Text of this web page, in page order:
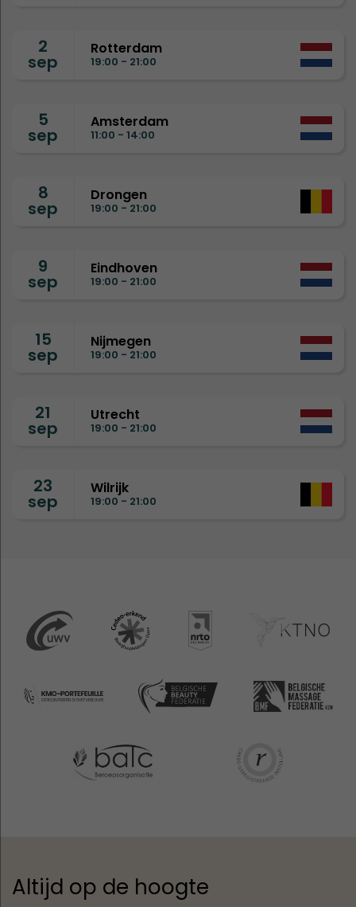
2
sep
Rotterdam
19:00 - 21:00
5
sep
Amsterdam
11:00 - 14:00
8
sep
Drongen
19:00 - 21:00
9
sep
Eindhoven
19:00 - 21:00
15
sep
Nijmegen
19:00 - 21:00
21
sep
Utrecht
19:00 - 21:00
23
sep
Wilrijk
19:00 - 21:00
Altijd op de hoogte